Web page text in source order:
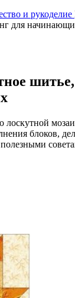
и рукоделие
для
блоков,